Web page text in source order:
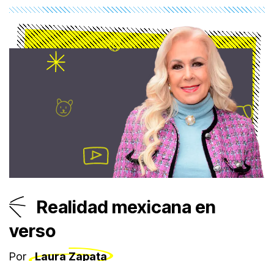
Realidad mexicana en
verso
Por Laura Zapata